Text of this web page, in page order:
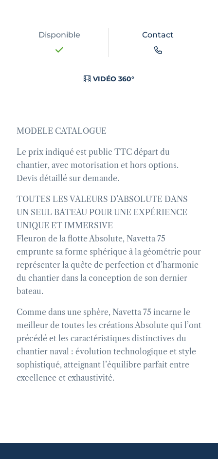
Disponible Contact
VIDÉO 360°
MODELE CATALOGUE
Le prix indiqué est public TTC départ du
chantier, avec motorisation et hors options.
Devis détaillé sur demande.
TOUTES LES VALEURS D’ABSOLUTE DANS
UN SEUL BATEAU POUR UNE EXPÉRIENCE
UNIQUE ET IMMERSIVE
Fleuron de la flotte Absolute, Navetta 75
emprunte sa forme sphérique à la géométrie pour
représenter la quête de perfection et d’harmonie
du chantier dans la conception de son dernier
bateau.
Comme dans une sphère, Navetta 75 incarne le
meilleur de toutes les créations Absolute qui l’ont
précédé et les caractéristiques distinctives du
chantier naval : évolution technologique et style
sophistiqué, atteignant l’équilibre parfait entre
excellence et exhaustivité.